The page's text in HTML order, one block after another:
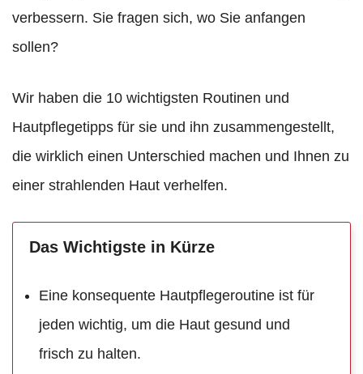
verbessern. Sie fragen sich, wo Sie anfangen
sollen?
Wir haben die 10 wichtigsten Routinen und
Hautpflegetipps für sie und ihn zusammengestellt,
die wirklich einen Unterschied machen und Ihnen zu
einer strahlenden Haut verhelfen.
Das Wichtigste in Kürze
Eine konsequente Hautpflegeroutine ist für
jeden wichtig, um die Haut gesund und
frisch zu halten.